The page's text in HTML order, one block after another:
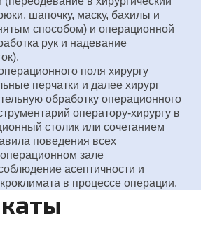
шапочку, маску, бахилы и
способом) и операционной
рук и надевание
поля хирургу
перчатки и далее хирург
обработку операционного
оператору-хирургу в
столик или сочетанием
поведения всех
зале
асептичности и
в процессе операции.